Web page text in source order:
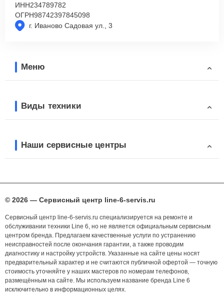
г. Иваново Садовая ул., 3
ИНН234789782
ОГРН98742397845098
Меню
Виды техники
Наши сервисные центры
© 2026 — Сервисный центр line-6-servis.ru
Сервисный центр line-6-servis.ru специализируется на ремонте и
обслуживании техники Line 6, но не является официальным сервисным
центром бренда. Предлагаем качественные услуги по устранению
неисправностей после окончания гарантии, а также проводим
диагностику и настройку устройств. Указанные на сайте цены носят
предварительный характер и не считаются публичной офертой — точную
стоимость уточняйте у наших мастеров по номерам телефонов,
размещённым на сайте. Мы используем название бренда Line 6
исключительно в информационных целях.